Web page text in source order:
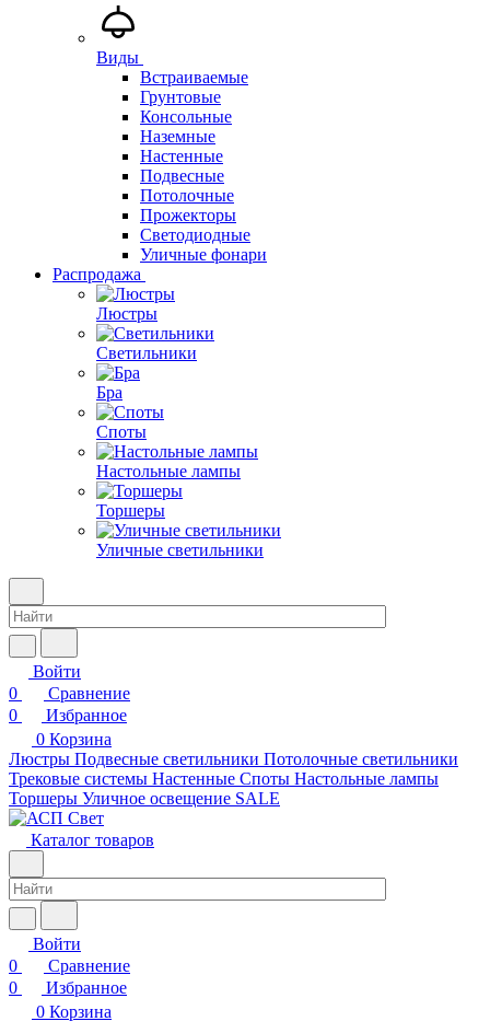
Виды
Встраиваемые
Грунтовые
Консольные
Наземные
Настенные
Подвесные
Потолочные
Прожекторы
Светодиодные
Уличные фонари
Распродажа
Люстры
Светильники
Бра
Споты
Настольные лампы
Торшеры
Уличные светильники
Войти
0
Сравнение
0
Избранное
0 Корзина
Люстры Подвесные светильники Потолочные светильники
Трековые системы Настенные Споты Настольные лампы
Торшеры Уличное освещение SALE
Каталог товаров
Войти
0
Сравнение
0
Избранное
0 Корзина